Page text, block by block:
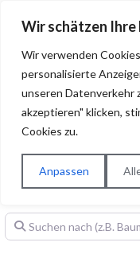
Wir schätzen
Wir verwenden
personalisierte
unseren Datenverkehr
akzeptieren" klicken,
Cookies zu.
Anpassen
Sie finden hier nur
PLATIN, GOLD,
Qualitätssiegel"
Suchen nach (z.B.